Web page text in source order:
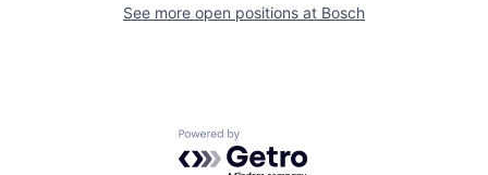
See more open positions at Bosch
Powered by Getro.com